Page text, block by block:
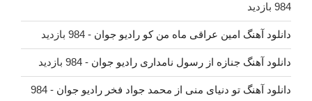
984 بازدید
دانلود آهنگ امین عراقی ماه من کو رادیو جوان - 984 بازدید
دانلود آهنگ جنازه از رسول نامداری رادیو جوان - 984 بازدید
دانلود آهنگ تو دنیای منی از محمد جواد فخر رادیو جوان
- 984